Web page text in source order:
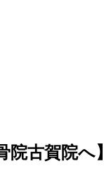
古賀院へ】